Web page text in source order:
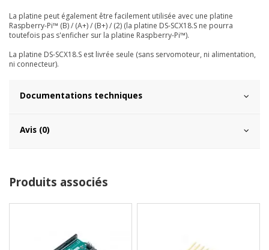
La platine peut également être facilement utilisée avec une platine
Raspberry-Pi™ (B) / (A+) / (B+) / (2) (la platine DS-SCX18.S ne pourra
toutefois pas s'enficher sur la platine Raspberry-Pi™).
La platine DS-SCX18.S est livrée seule (sans servomoteur, ni alimentation,
ni connecteur).
Documentations techniques
Avis (0)
Produits associés